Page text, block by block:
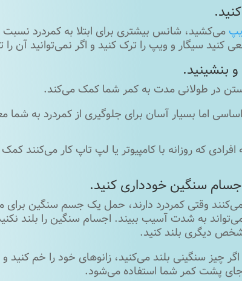
می‌کشید، شانس بیشتری برای ابتلا به کمردرد نسبت
کنید سیگار و ویپ را ترک کنید و اگر نمی‌توانید آن
در طولانی مدت به کمر شما کمک می‌کند.
اما بسیار آسان برای جلوگیری از کمردرد به شما
افرادی که روزانه با کامپیوتر یا لپ تاپ کار می‌کنند
می‌کنند وقتی کمردرد دارند، حمل یک جسم سنگین
به شدت آسیب ببیند. اجسام سنگین را بلند
دیگری بلند کنید.
اگر چیز سنگینی بلند می‌کنید، زانوهای خود را خم
پشت کمر شما استفاده می‌شود.